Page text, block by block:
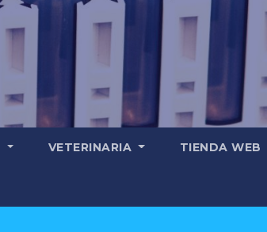
VETERINARIA TIENDA WEB